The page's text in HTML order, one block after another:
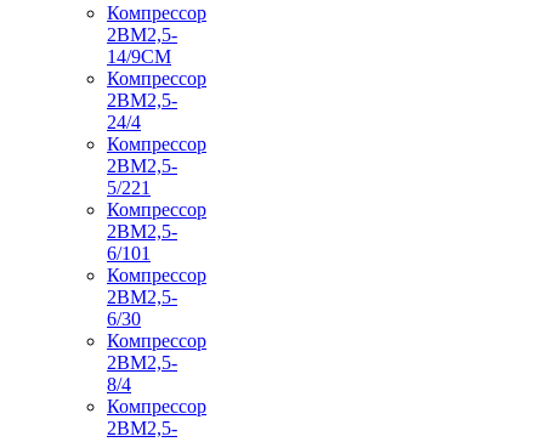
Компрессор
2ВМ2,5-
14/9СМ
Компрессор
2ВМ2,5-
24/4
Компрессор
2ВМ2,5-
5/221
Компрессор
2ВМ2,5-
6/101
Компрессор
2ВМ2,5-
6/30
Компрессор
2ВМ2,5-
8/4
Компрессор
2ВМ2,5-